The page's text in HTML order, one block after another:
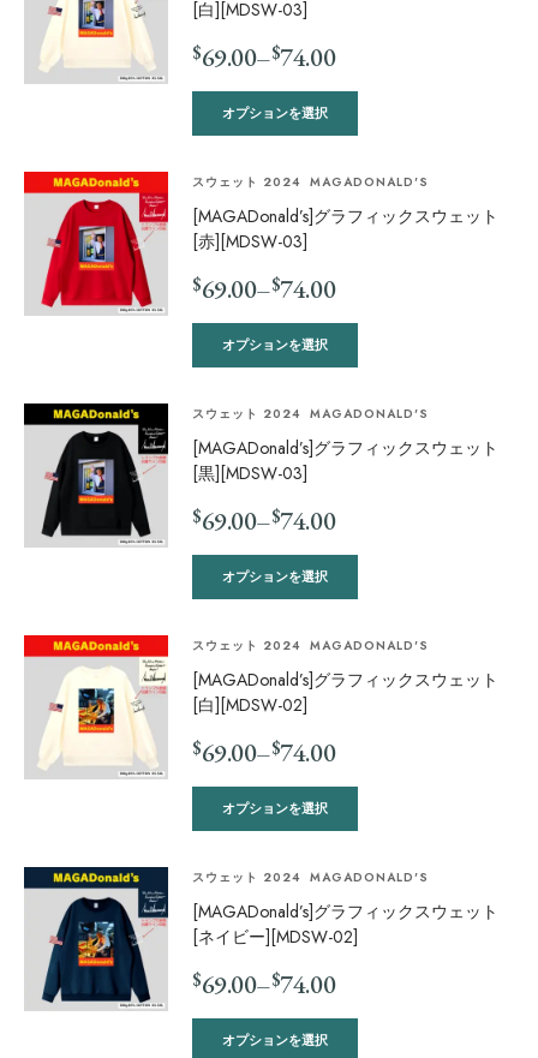
[白][MDSW-03]
$69.00–$74.00
オプションを選択
スウェット 2024 MAGADONALD'S
[MAGADonald’s]グラフィックスウェット
[赤][MDSW-03]
$69.00–$74.00
オプションを選択
スウェット 2024 MAGADONALD'S
[MAGADonald’s]グラフィックスウェット
[黒][MDSW-03]
$69.00–$74.00
オプションを選択
スウェット 2024 MAGADONALD'S
[MAGADonald’s]グラフィックスウェット
[白][MDSW-02]
$69.00–$74.00
オプションを選択
スウェット 2024 MAGADONALD'S
[MAGADonald’s]グラフィックスウェット
[ネイビー][MDSW-02]
$69.00–$74.00
オプションを選択